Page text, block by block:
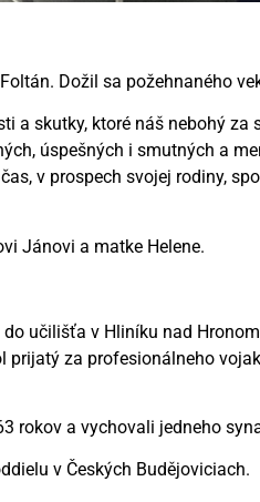
Dožil sa požehnaného
skutky, ktoré náš nebohý
úspešných i smutných a
v prospech svojej rodiny,
Jánovi a matke Helene.
učilišťa v Hliníku nad
za profesionálneho
rokov a vychovali jedneho
v Českých Budějoviciach.